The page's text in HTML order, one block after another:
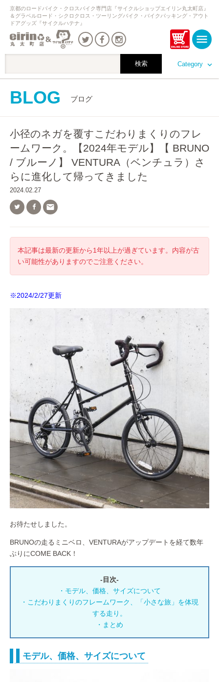
Category
京都のロードバイク・クロスバイク専門店『サイクルショップエイリン丸太町店』
＆グラベルロード・シクロクロス・ツーリングバイク・バイクパッキング・アウト
ドアグッズ『サイクルハテナ』
BLOG ブログ
小径のネガを覆すこだわりまくりのフレ
ームワーク。【2024年モデル】【 BRUNO
/ ブルーノ】 VENTURA（ベンチュラ）さ
らに進化して帰ってきました
2024.02.27

本記事は最新の更新から1年以上が過ぎています。内容が古
い可能性がありますのでご注意ください。
※2024/2/27更新
お待たせしました。
BRUNOの走るミニベロ、VENTURAがアップデートを経て数年
ぶりにCOME BACK！
-目次-
・モデル、価格、サイズについて
・ こだわりまくりのフレームワーク、
「小さな旅」を体現
する走り。
・まとめ
モデル、価格、サイズについて